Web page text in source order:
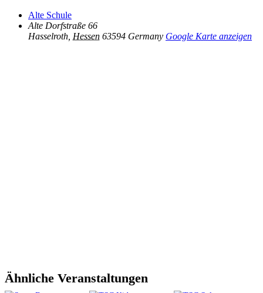
Alte Schule
Alte Dorfstraße 66
Hasselroth Hessen 63594 Germany Google Karte anzeigen
Ähnliche Veranstaltungen